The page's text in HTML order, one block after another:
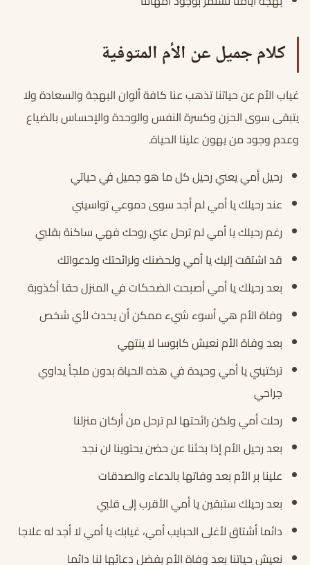
كلام جميل عن الأم المتوفية
غياب الأم عن حياتنا تذهب عنا كافة ألوان البهجة والسعادة ولا
يتبقى سوى الحزن وكسرة النفس والوحدة والإحساس بالضياع
وعدم وجود من يهون علينا الحياة.
رحيل أمي يعني رحيل كل ما هو جميل في حياتي
عند رحيلك يا أمي لم أجد سوى دموعي تواسيني
رغم رحيلك يا أمي لم ترحل عني روحك فهي ساكنة بقلبي
قد اشتقت إليك يا أمي ولحضنك ولرائحتك ولدعواتك
بعد رحيلك يا أمي أصبحت الضحكات في المنزل حقا أكذوبة
وفاة الأم هي أسوء شيء ممكن أن يحدث لأي شخص
بعد وفاة الأم نعيش كابوسا لا ينتهي
تركتيني يا أمي وحيدة في هذه الحياة بدون ملجأ يداوي
جراحي
رحلت أمي ولكن رائحتها لم ترحل من أركان منزلنا
بعد رحيل الأم إذا بحثنا عن حضن يحتوينا لن نجد
علينا بر الأم بعد وفاتها بالدعاء والصدقات
بعد رحيلك ستبقين يا أمي الأقرب إلى قلبي
دائما أشتاق لأغلى الحبايب أمي، غيابك يا أمي لا أجد له علاجا
نعيش حياتنا بعد وفاة الأم بفضل دعائها لنا دائما